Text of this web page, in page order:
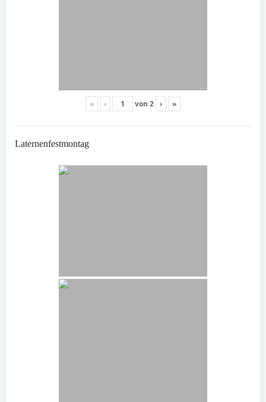
« ‹ von 2 › »
Laternenfestmontag